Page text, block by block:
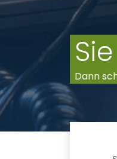
Dann